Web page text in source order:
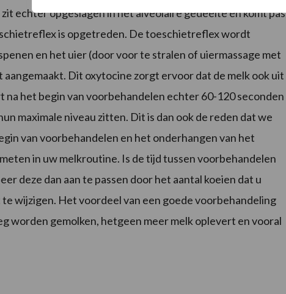
echter opgeslagen in het alveolaire gedeelte en komt pas
is opgetreden. De toeschietreflex wordt
en het uier (door voor te stralen of uiermassage met
Dit oxytocine zorgt ervoor dat de melk ook uit
het begin van voorbehandelen echter 60-120 seconden
maximale niveau zitten. Dit is dan ook de reden dat we
van voorbehandelen en het onderhangen van het
in uw melkroutine. Is de tijd tussen voorbehandelen
deze dan aan te passen door het aantal koeien dat u
wijzigen. Het voordeel van een goede voorbehandeling
worden gemolken, hetgeen meer melk oplevert en vooral